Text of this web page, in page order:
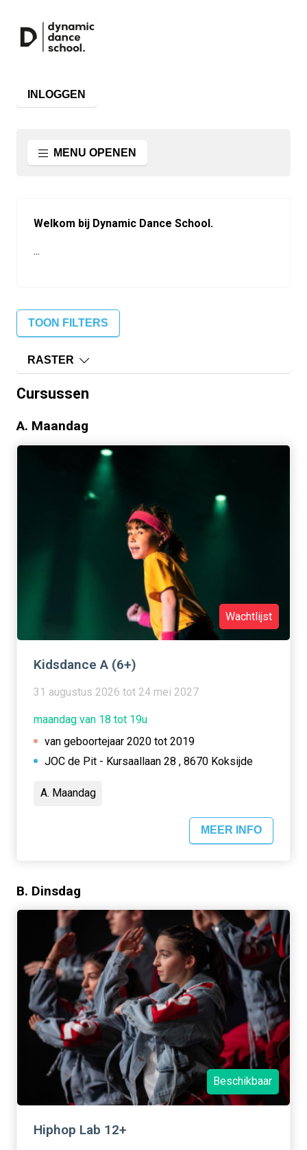
INLOGGEN
MENU OPENEN
Welkom bij Dynamic Dance School.
...
TOON FILTERS
RASTER
Cursussen
A. Maandag
Wachtlijst
Kidsdance A (6+)
31 augustus 2026 tot 24 mei 2027
maandag van 18 tot 19u
van geboortejaar 2020 tot 2019
JOC de Pit - Kursaallaan 28 , 8670 Koksijde
A. Maandag
MEER INFO
B. Dinsdag
Beschikbaar
Hiphop Lab 12+